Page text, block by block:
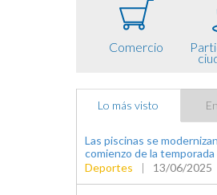
Comercio
Lo más visto
Las piscinas se
comienzo de la
Deportes
| 13/06/2025